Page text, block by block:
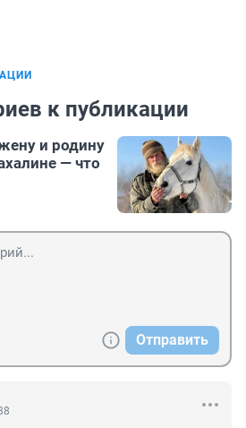
к публикации
и родину
— что
Отправить